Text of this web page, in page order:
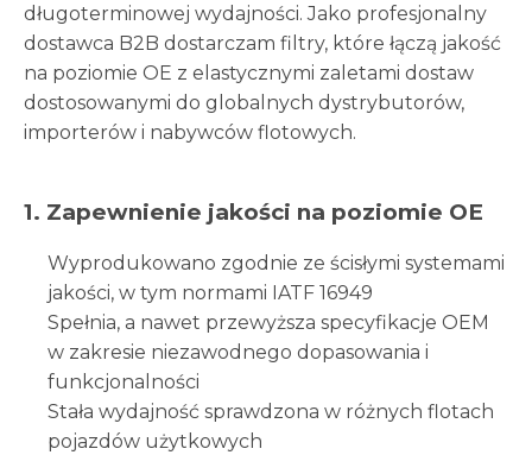
długoterminowej wydajności. Jako profesjonalny
dostawca B2B dostarczam filtry, które łączą jakość
na poziomie OE z elastycznymi zaletami dostaw
dostosowanymi do globalnych dystrybutorów,
importerów i nabywców flotowych.
1. Zapewnienie jakości na poziomie OE
Wyprodukowano zgodnie ze ścisłymi systemami
jakości, w tym normami IATF 16949
Spełnia, a nawet przewyższa specyfikacje OEM
w zakresie niezawodnego dopasowania i
funkcjonalności
Stała wydajność sprawdzona w różnych flotach
pojazdów użytkowych